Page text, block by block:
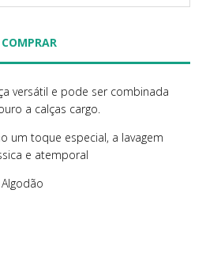
versátil e pode ser combinada
a calças cargo.
um toque especial, a lavagem
e atemporal